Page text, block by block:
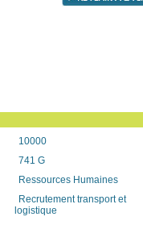
10000
741 G
Ressources Humaines
Recrutement transport et
logistique